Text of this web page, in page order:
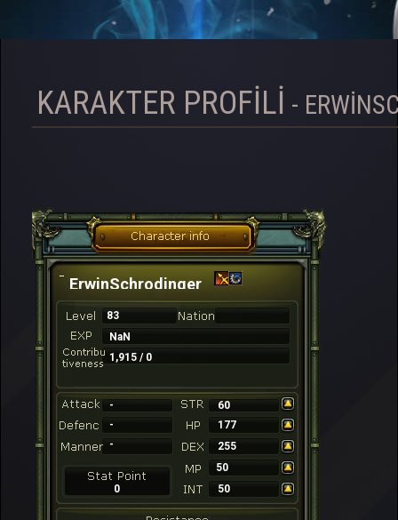
KARAKTER PROFILI -
ErwinSchrodinger
83
NaN
1,915 / 0
-
60
-
177
-
255
50
0
50